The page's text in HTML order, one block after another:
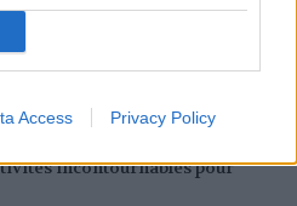
Access Privacy Policy
incontournables pour